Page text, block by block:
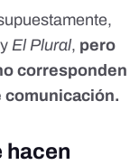
y El Plural, pero
corresponden
comunicación.
hacen